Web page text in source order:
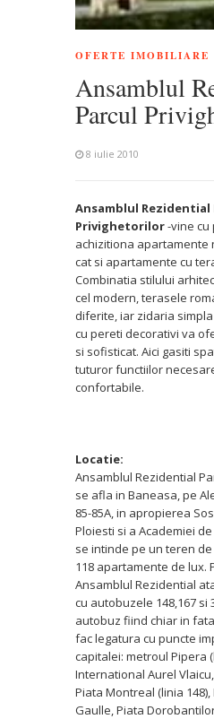
OFERTE IMOBILIARE
Ansamblul
Parcul
8 iulie 2010
Ansamblul Rezidential
Privighetorilor-vine cu
achizitiona apartamente
cat si apartamente cu
Combinatia stilului
cel modern, terasele
diferite, iar zidaria
cu pereti decorativi va
si sofisticat. Aici gasiti
tuturor functiilor
confortabile.
Locatie:
Ansamblul Rezidential
se afla in Baneasa, pe
85-85A, in apropierea
Ploiesti si a Academiei
se intinde pe un teren
118 apartamente de lux.
Ansamblul Rezidential
cu autobuzele 148,167 si
autobuz fiind chiar in
fac legatura cu puncte
capitalei: metroul Pipera
International Aurel
Piata Montreal (linia
Gaulle, Piata